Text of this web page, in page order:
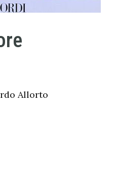
Allorto